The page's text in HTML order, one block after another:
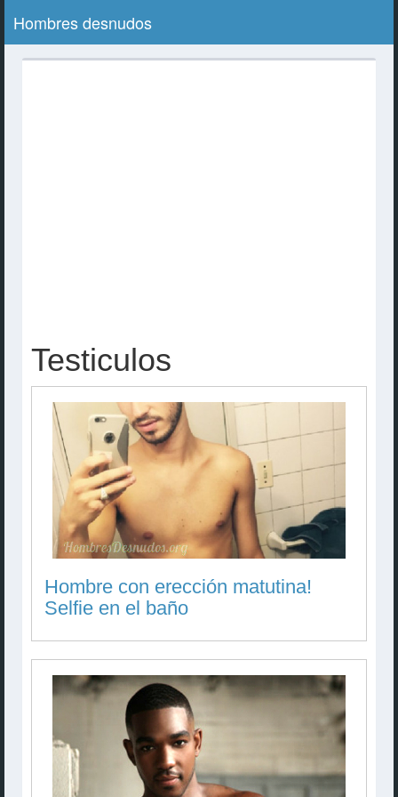
Hombres desnudos
Testiculos
Hombre con erección matutina!
Selfie en el baño